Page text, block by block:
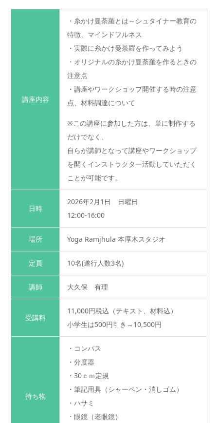
講座内容
・糸かけ曼荼羅とは～シュタイナー教育の
特徴、マインドフルネス
・実際に糸かけ曼荼羅を作ってみよう
・オリジナルの糸かけ曼荼羅を作るときの
注意点
・講座やワークショップ開催する時の注意
点、材料調達について
※この講座に参加した方は、単に制作する
だけでなく、
自らが講師となって講座やワークショップ
を開くインストラクター活動していただく
ことが可能です。
日時
2026年2月1日 日曜日
12:00-16:00
場所 Yoga Ramjhula 本厚木スタジオ
定員 10名(遂行人数3名)
講師 大久保 有理
受講料
11,000円税込（テキスト、材料込）
小学生は500円引き→10,500円
持ち物
・コンパス
・分度器
・30ｃｍ定規
・筆記用具（シャーペン・消しゴム）
・ハサミ
・眼鏡（老眼鏡）